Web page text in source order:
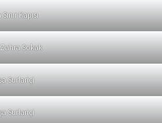
Kapısı
Sokak
Surlariçi
Surlariçi